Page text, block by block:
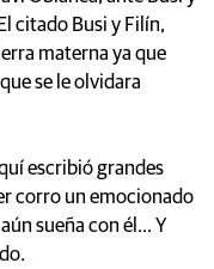
citado Busi y Filín,
materna ya que
se le olvidara
escribió grandes
corro un emocionado
sueña con él... Y